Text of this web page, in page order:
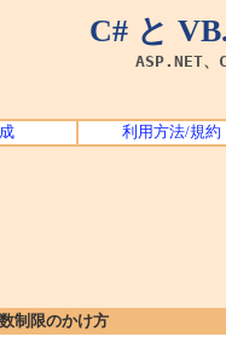
C# と
ASP.NET
利用方法/規約
制限のかけ方